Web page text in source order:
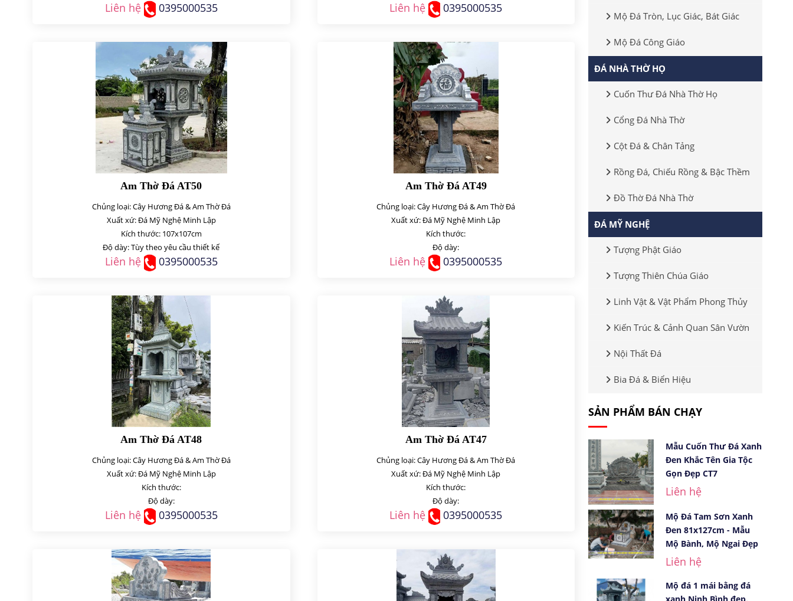
Liên hệ 0395000535 Liên hệ 0395000535
Am Thờ Đá AT50
Chủng loại: Cây Hương Đá & Am Thờ Đá
Xuất xứ: Đá Mỹ Nghệ Minh Lập
Kích thước: 107x107cm
Độ dày: Tùy theo yêu cầu thiết kế
Liên hệ 0395000535
Am Thờ Đá AT49
Chủng loại: Cây Hương Đá & Am Thờ Đá
Xuất xứ: Đá Mỹ Nghệ Minh Lập
Kích thước:
Độ dày:
Liên hệ 0395000535
Am Thờ Đá AT48
Chủng loại: Cây Hương Đá & Am Thờ Đá
Xuất xứ: Đá Mỹ Nghệ Minh Lập
Kích thước:
Độ dày:
Liên hệ 0395000535
Am Thờ Đá AT47
Chủng loại: Cây Hương Đá & Am Thờ Đá
Xuất xứ: Đá Mỹ Nghệ Minh Lập
Kích thước:
Độ dày:
Liên hệ 0395000535
Mộ Đá Tròn, Lục Giác, Bát Giác
Mộ Đá Công Giáo
ĐÁ NHÀ THỜ HỌ
Cuốn Thư Đá Nhà Thờ Họ
Cổng Đá Nhà Thờ
Cột Đá & Chân Tảng
Rồng Đá, Chiếu Rồng & Bậc Thềm
Đồ Thờ Đá Nhà Thờ
ĐÁ MỸ NGHỆ
Tượng Phật Giáo
Tượng Thiên Chúa Giáo
Linh Vật & Vật Phẩm Phong Thủy
Kiến Trúc & Cảnh Quan Sân Vườn
Nội Thất Đá
Bia Đá & Biển Hiệu
SẢN PHẨM BÁN CHẠY
Mẫu Cuốn Thư Đá Xanh
Đen Khắc Tên Gia Tộc
Gọn Đẹp CT7
Liên hệ
Mộ Đá Tam Sơn Xanh
Đen 81x127cm - Mẫu
Mộ Bành, Mộ Ngai Đẹp
Liên hệ
Mộ đá 1 mái bằng đá